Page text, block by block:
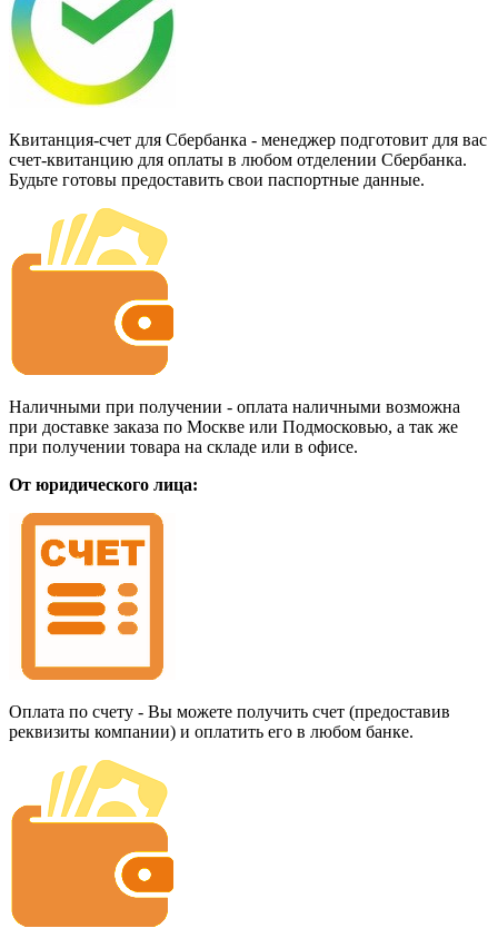
Квитанция-счет для Сбербанка - менеджер подготовит для вас
счет-квитанцию для оплаты в любом отделении Сбербанка.
Будьте готовы предоставить свои паспортные данные.
Наличными при получении - оплата наличными возможна
при доставке заказа по Москве или Подмосковью, а так же
при получении товара на складе или в офисе.
От юридического лица:
Оплата по счету - Вы можете получить счет (предоставив
реквизиты компании) и оплатить его в любом банке.